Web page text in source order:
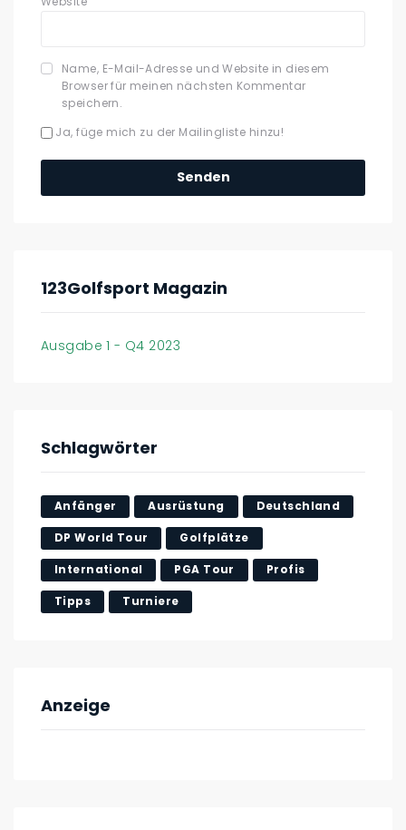
Name, E-Mail-Adresse und Website in diesem
Browser für meinen nächsten Kommentar
speichern.
Ja, füge mich zu der Mailingliste hinzu!
123Golfsport Magazin
Ausgabe 1 - Q4 2023
Schlagwörter
Anfänger Ausrüstung Deutschland
DP World Tour Golfplätze
International PGA Tour Profis
Tipps Turniere
Anzeige